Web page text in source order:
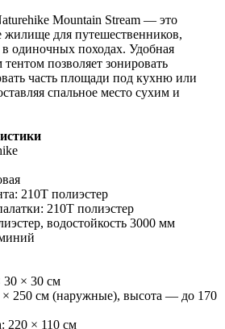
Mountain Stream — это
жилище для путешественников,
одиночных походах. Удобная
позволяет зонировать
часть площади под кухню или
спальное место сухим и
210T полиэстер
210T полиэстер
водостойкость 3000 мм
30 × 30 см
× 250 см (наружные), высота — до 170
220 × 110 см